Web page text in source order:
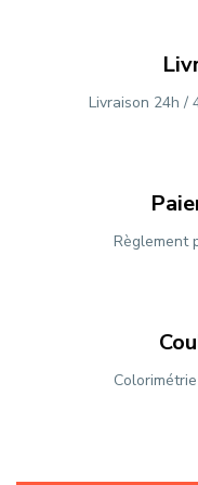
Livraison 24h /
Règlement